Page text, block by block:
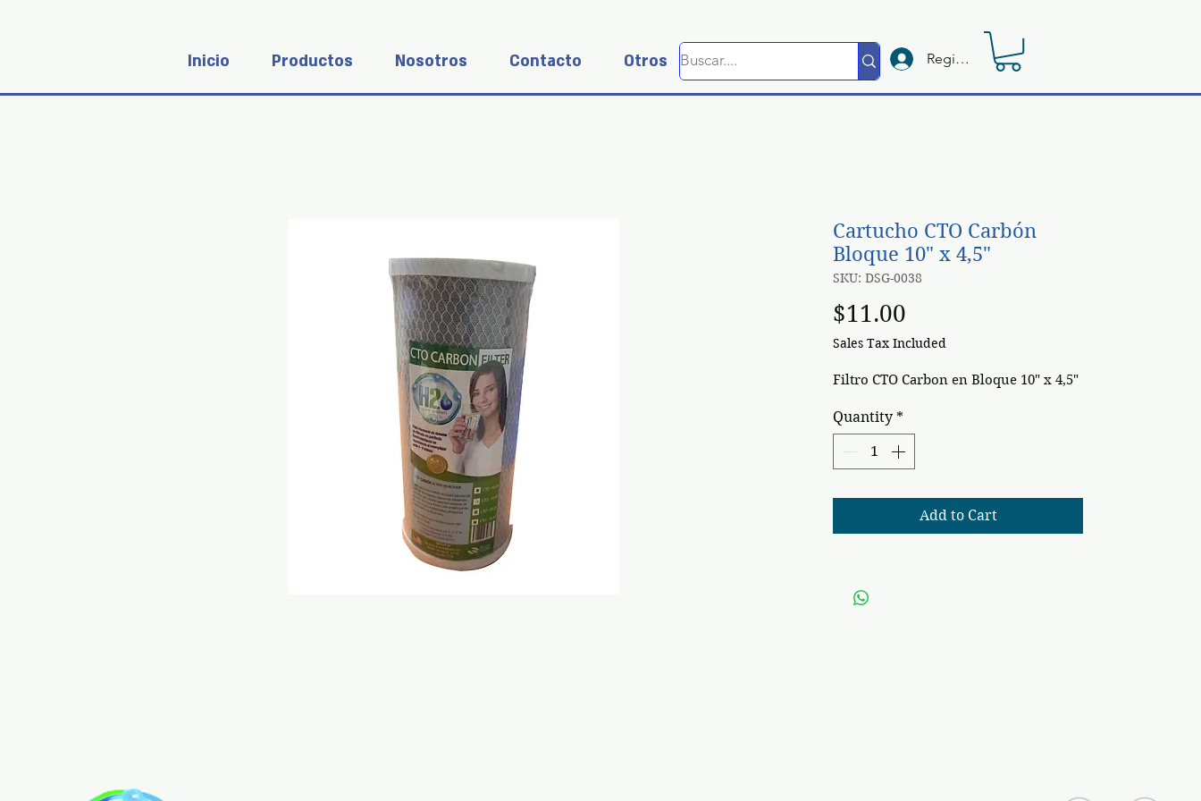
Inicio Productos Nosotros Contacto Otros Registrate
Cartucho CTO Carbón
Bloque 10" x 4,5"
SKU: DSG-0038
$11.00
Sales Tax Included
Filtro CTO Carbon en Bloque 10" x 4,5"
Quantity *
Add to Cart